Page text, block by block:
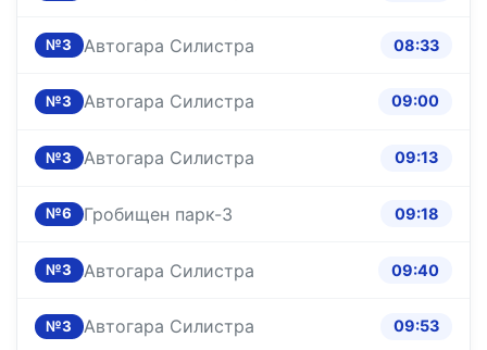
№3 Автогара Силистра 08:33
№3 Автогара Силистра 09:00
№3 Автогара Силистра 09:13
№6 Гробищен парк-3 09:18
№3 Автогара Силистра 09:40
№3 Автогара Силистра 09:53